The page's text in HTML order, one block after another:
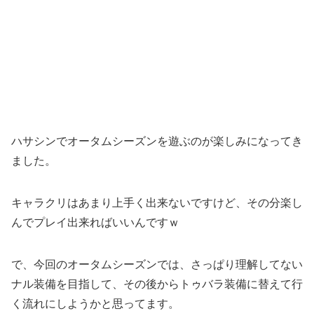
ハサシンでオータムシーズンを遊ぶのが楽しみになってき
ました。
キャラクリはあまり上手く出来ないですけど、その分楽し
んでプレイ出来ればいいんですｗ
で、今回のオータムシーズンでは、さっぱり理解してない
ナル装備を目指して、その後からトゥバラ装備に替えて行
く流れにしようかと思ってます。